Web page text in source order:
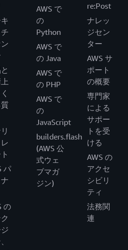
パ
の
AWS で
の
Python
AWS で
の Java
AWS で
の PHP
AWS で
の
JavaScript
builders.flash
(AWS 公
式ウェ
ブマガ
ジン)
re:Post
ナレッ
ジセン
ター
AWS サ
ポート
の概要
専門家
による
サポー
トを受
ける
AWS の
アクセ
シビリ
ティ
法務関
連